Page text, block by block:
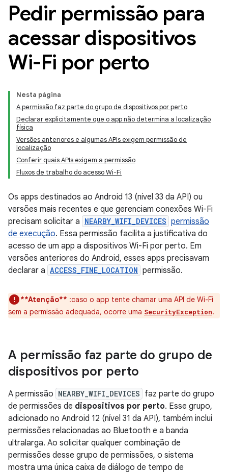
Pedir permissão para
acessar dispositivos
Wi-Fi por perto
Nesta página
A permissão faz parte do grupo de dispositivos por perto
Declarar explicitamente que o app não determina a localização
física
Versões anteriores e algumas APIs exigem permissão de
localização
Conferir quais APIs exigem a permissão
Fluxos de trabalho do acesso Wi-Fi
Os apps destinados ao Android 13 (nível 33 da API) ou
versões mais recentes e que gerenciam conexões Wi-Fi
precisam solicitar a NEARBY_WIFI_DEVICES permissão
de execução. Essa permissão facilita a justificativa do
acesso de um app a dispositivos Wi-Fi por perto. Em
versões anteriores do Android, esses apps precisavam
declarar a ACCESS_FINE_LOCATION permissão.
**Atenção** :caso o app tente chamar uma API de Wi-Fi
sem a permissão adequada, ocorre uma SecurityException.
A permissão faz parte do grupo de
dispositivos por perto
A permissão NEARBY_WIFI_DEVICES faz parte do grupo
de permissões de dispositivos por perto. Esse grupo,
adicionado no Android 12 (nível 31 da API), também inclui
permissões relacionadas ao Bluetooth e a banda
ultralarga. Ao solicitar qualquer combinação de
permissões desse grupo de permissões, o sistema
mostra uma única caixa de diálogo de tempo de